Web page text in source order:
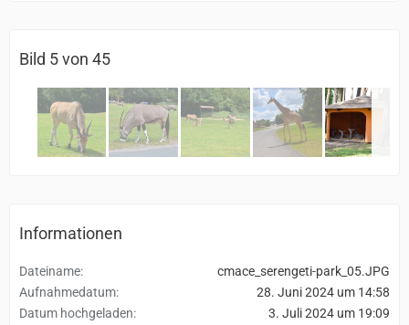
Bild 5 von 45
Informationen
Dateiname
cmace_serengeti-park_05.JPG
Aufnahmedatum
28. Juni 2024 um 14:58
Datum hochgeladen
3. Juli 2024 um 19:09